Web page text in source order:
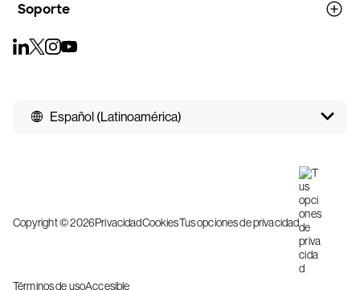
Soporte
Español (Latinoamérica)
Copyright © 2026PrivacidadCookiesTus opciones de privacidad
Términos de usoAccesible